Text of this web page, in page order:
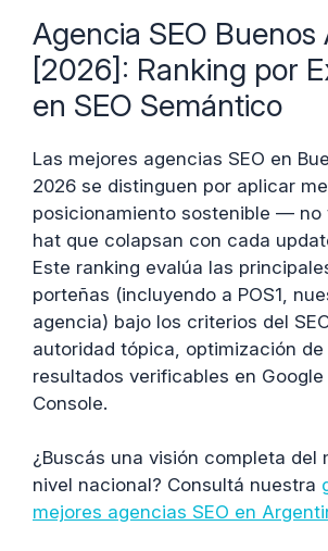
Agencia SEO Buenos
[2026]: Ranking por
en SEO Semántico
Las mejores agencias SEO en
2026 se distinguen por aplicar
posicionamiento sostenible —
hat que colapsan con cada
Este ranking evalúa las
porteñas (incluyendo a POS1,
agencia) bajo los criterios del
autoridad tópica, optimización
resultados verificables en Google
Console.
¿Buscás una visión completa del
nivel nacional? Consultá nuestra
mejores agencias SEO en